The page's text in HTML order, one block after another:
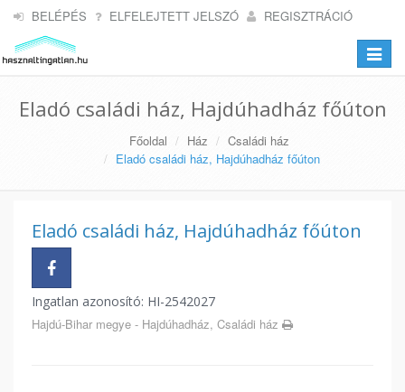
BELÉPÉS ELFELEJTETT JELSZÓ REGISZTRÁCIÓ
Toggle
Eladó családi ház, Hajdúhadház főúton
Főoldal Ház
Családi ház
Eladó családi ház, Hajdúhadház főúton
Eladó családi ház, Hajdúhadház főúton
Ingatlan azonosító: HI-2542027
Hajdú-Bihar megye - Hajdúhadház, Családi ház